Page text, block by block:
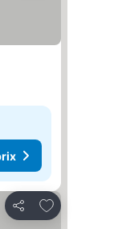
Partager
Ajouter à